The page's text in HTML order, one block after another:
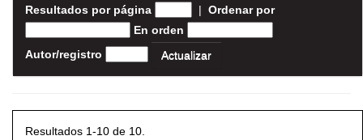
Resultados por página | Ordenar por
En orden
Autor/registro
Resultados 1-10 de 10.